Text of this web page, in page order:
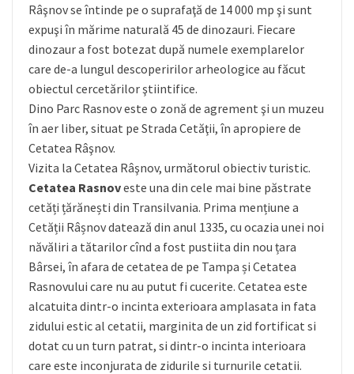
Râşnov se întinde pe o suprafaţă de 14 000 mp şi sunt
expuşi în mărime naturală 45 de dinozauri. Fiecare
dinozaur a fost botezat după numele exemplarelor
care de-a lungul descoperirilor arheologice au făcut
obiectul cercetărilor ştiintifice.
Dino Parc Rasnov este o zonă de agrement şi un muzeu
în aer liber, situat pe Strada Cetăţii, în apropiere de
Cetatea Râşnov.
Vizita la Cetatea Râşnov, următorul obiectiv turistic.
Cetatea Rasnoveste una din cele mai bine păstrate
cetăți țărănești din Transilvania. Prima mențiune a
Cetății Râșnov datează din anul 1335, cu ocazia unei noi
năvăliri a tătarilor cînd a fost pustiita din nou țara
Bârsei, în afara de cetatea de pe Tampa și Cetatea
Rasnovului care nu au putut fi cucerite. Cetatea este
alcatuita dintr-o incinta exterioara amplasata in fata
zidului estic al cetatii, marginita de un zid fortificat si
dotat cu un turn patrat, si dintr-o incinta interioara
care este inconjurata de zidurile si turnurile cetatii.